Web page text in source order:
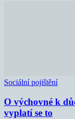
Sociální pojištění
O výchovné k
vyplatí se to